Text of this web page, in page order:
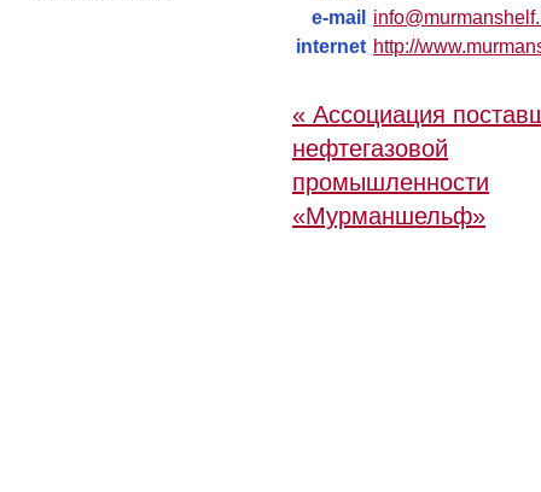
e-mail
internet http://
« Ассоциация
нефтегазовой
промышленности
«Мурманшельф»